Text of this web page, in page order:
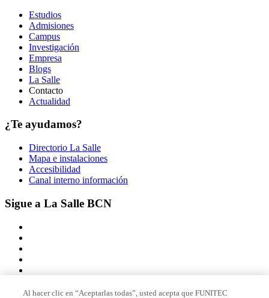
Estudios
Admisiones
Campus
Investigación
Empresa
Blogs
La Salle
Contacto
Actualidad
¿Te ayudamos?
Directorio La Salle
Mapa e instalaciones
Accesibilidad
Canal interno información
Sigue a La Salle BCN
Al hacer clic en “Aceptarlas todas”, usted acepta que FUNITEC